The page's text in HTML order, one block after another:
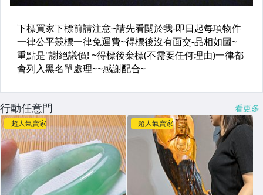
行動任意門 看更多
超人氣賣家 超人氣賣家